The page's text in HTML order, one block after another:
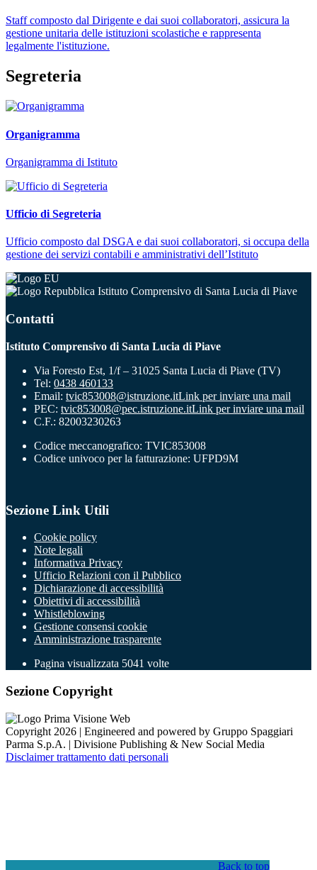
Staff composto dal Dirigente e dai suoi collaboratori, assicura la
gestione unitaria delle istituzioni scolastiche e rappresenta
legalmente l'istituzione.
Segreteria
Organigramma
Organigramma di Istituto
Ufficio di Segreteria
Ufficio composto dal DSGA e dai suoi collaboratori, si occupa della
gestione dei servizi contabili e amministrativi dell’Istituto
Istituto Comprensivo di Santa Lucia di Piave
Contatti
Istituto Comprensivo di Santa Lucia di Piave
Via Foresto Est, 1/f – 31025 Santa Lucia di Piave (TV)
Tel: 0438 460133
Email: tvic853008@istruzione.itLink per inviare una mail
PEC: tvic853008@pec.istruzione.itLink per inviare una mail
C.F.: 82003230263
Codice meccanografico: TVIC853008
Codice univoco per la fatturazione: UFPD9M
Sezione Link Utili
Cookie policy
Note legali
Informativa Privacy
Ufficio Relazioni con il Pubblico
Dichiarazione di accessibilità
Obiettivi di accessibilità
Whistleblowing
Gestione consensi cookie
Amministrazione trasparente
Pagina visualizzata 5041 volte
Sezione Copyright
Copyright 2026 | Engineered and powered by Gruppo Spaggiari
Parma S.p.A. | Divisione Publishing & New Social Media
Disclaimer trattamento dati personali
Back to top